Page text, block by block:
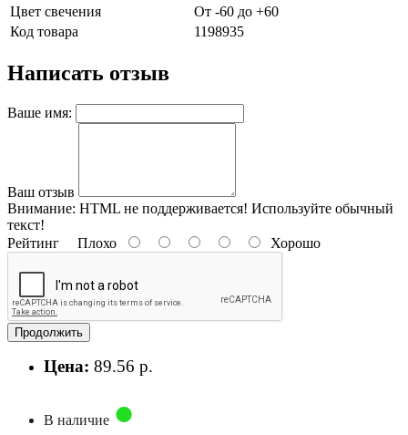
Цвет свечения
От -60 до +60
Код товара
1198935
Написать отзыв
Ваше имя:
Ваш отзыв
Внимание: HTML не поддерживается! Используйте обычный
текст!
Рейтинг Плохо Хорошо
Продолжить
Цена: 89.56 р.
В наличие